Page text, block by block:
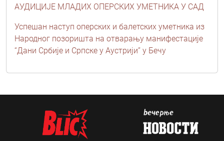
АУДИЦИЈЕ МЛАДИХ ОПЕРСКИХ УМЕТНИКА У САД
Успешан наступ оперских и балетских уметника из
Народног позоришта на отварању манифестације
“Дани Србије и Српске у Аустрији” у Бечу